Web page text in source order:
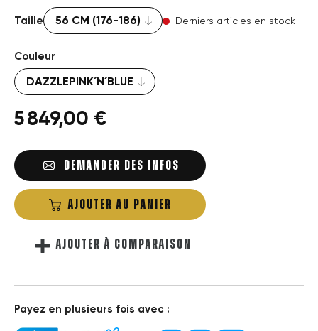
Taille Derniers articles en stock
Couleur
5 849,00 €
DEMANDER DES INFOS
AJOUTER AU PANIER
AJOUTER À COMPARAISON
Payez en plusieurs fois avec :